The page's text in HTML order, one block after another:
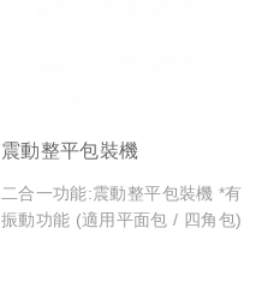
震動整平包裝機
二合一功能:震動整平包裝機 *有
振動功能 (適用平面包 / 四角包)